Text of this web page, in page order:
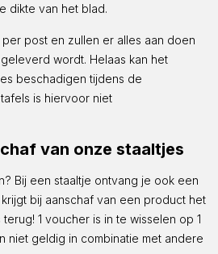
dikte van het blad.
post en zullen er alles aan doen
wordt. Helaas kan het
beschadigen tijdens de
is hiervoor niet
van onze staaltjes
Bij een staaltje ontvang je ook een
bij aanschaf van een product het
1 voucher is in te wisselen op 1
niet geldig in combinatie met andere